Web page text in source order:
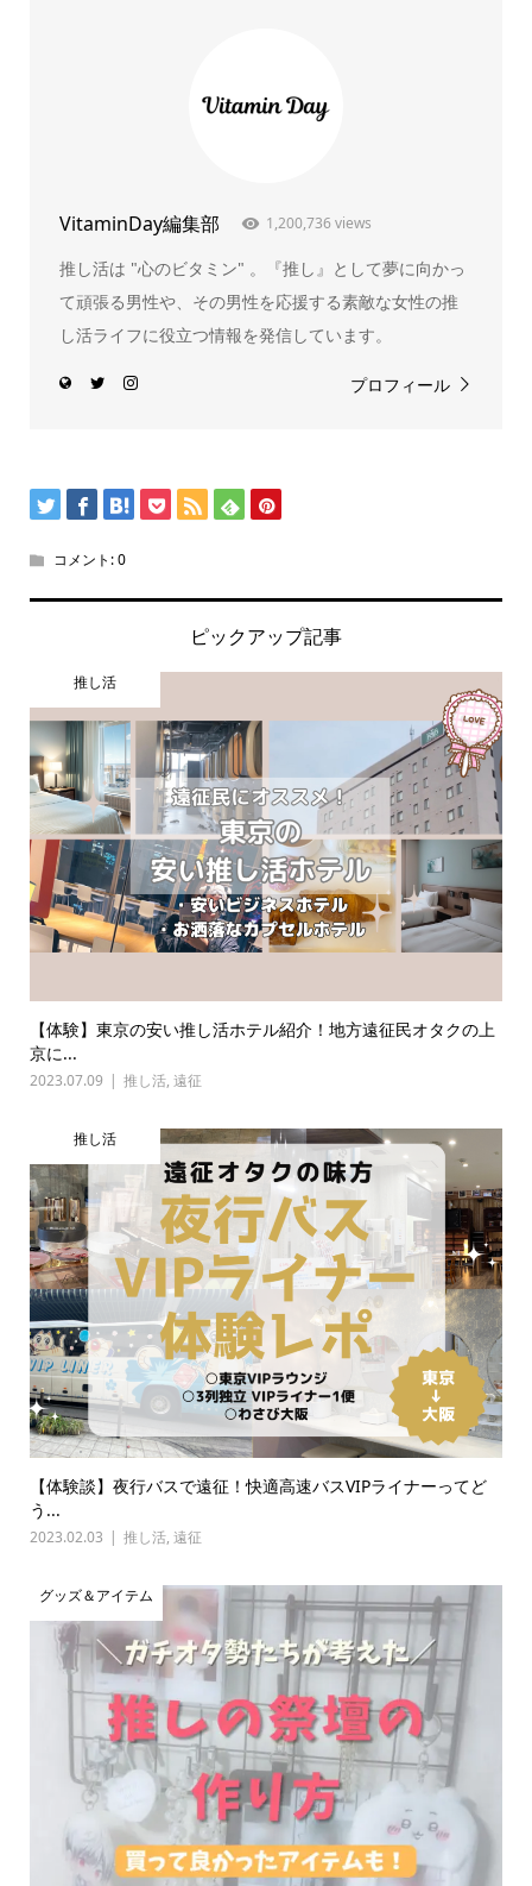
VitaminDay編集部 1,200,736 views
推し活は "心のビタミン" 。『推し』として夢に向かっ
て頑張る男性や、その男性を応援する素敵な女性の推
し活ライフに役立つ情報を発信しています。
プロフィール
コメント:0
ピックアップ記事
推し活
【体験】東京の安い推し活ホテル紹介！地方遠征民オタクの上
京に...
2023.07.09 推し活, 遠征
推し活
【体験談】夜行バスで遠征！快適高速バスVIPライナーってど
う...
2023.02.03 推し活, 遠征
グッズ＆アイテム